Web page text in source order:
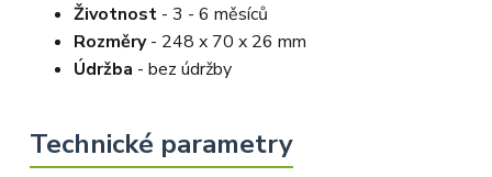
Životnost - 3 - 6 měsíců
Rozměry- 248 x 70 x 26 mm
Údržba - bez údržby